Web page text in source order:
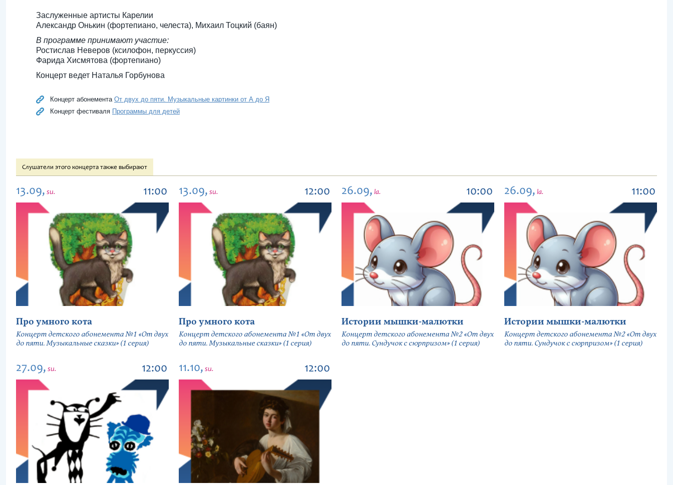
Заслуженные артисты Карелии
Александр Онькин (фортепиано, челеста), Михаил Тоцкий (баян)
В программе принимают участие:
Ростислав Неверов (ксилофон, перкуссия)
Фарида Хисмятова (фортепиано)
Концерт ведет Наталья Горбунова
Концерт абонемента От двух до пяти. Музыкальные картинки от А до Я
Концерт фестиваля Программы для детей
Слушатели этого концерта также выбирают
13.09, su. 11:00
Про умного кота
Концерт детского абонемента №1 «От двух
до пяти. Музыкальные сказки» (1 серия)
13.09, su. 12:00
Про умного кота
Концерт детского абонемента №1 «От двух
до пяти. Музыкальные сказки» (1 серия)
26.09, la. 10:00
Истории мышки-малютки
Концерт детского абонемента №2 «От двух
до пяти. Сундучок с сюрпризом» (1 серия)
26.09, la. 11:00
Истории мышки-малютки
Концерт детского абонемента №2 «От двух
до пяти. Сундучок с сюрпризом» (1 серия)
27.09, su. 12:00 11.10, su. 12:00